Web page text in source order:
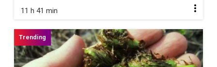
11 h 41 min